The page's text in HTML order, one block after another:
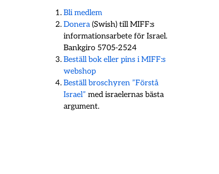
Bli medlem
Donera(Swish) till MIFF:s
informationsarbete för Israel.
Bankgiro 5705-2524
Beställ bok eller pins i MIFF:s
webshop
Beställ broschyren ”Förstå
Israel” med israelernas bästa
argument.